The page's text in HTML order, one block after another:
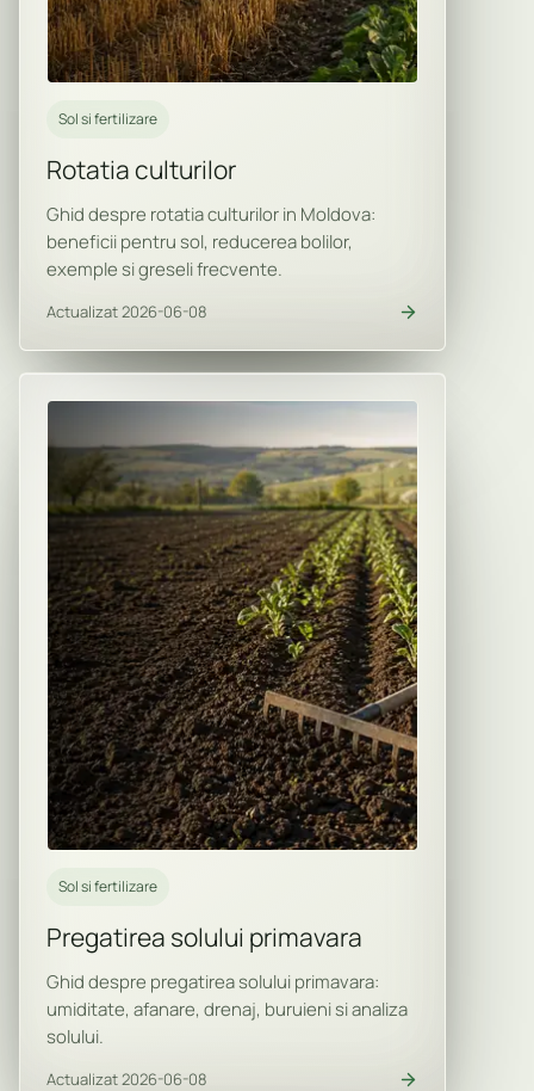
Sol si fertilizare
Rotatia culturilor
Ghid despre rotatia culturilor in Moldova:
beneficii pentru sol, reducerea bolilor,
exemple si greseli frecvente.
Actualizat 2026-06-08
Sol si fertilizare
Pregatirea solului primavara
Ghid despre pregatirea solului primavara:
umiditate, afanare, drenaj, buruieni si analiza
solului.
Actualizat 2026-06-08